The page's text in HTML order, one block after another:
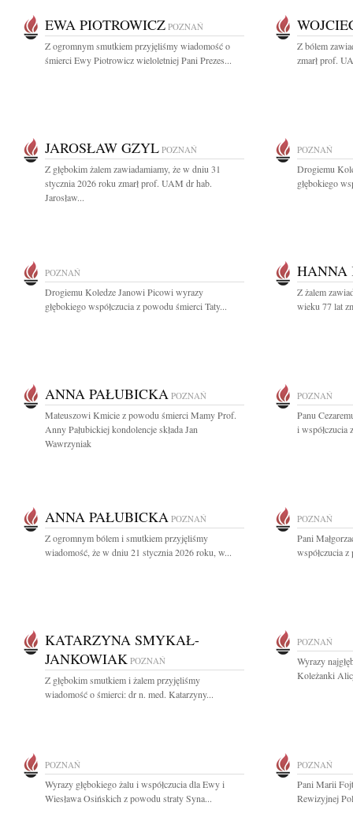
EWA PIOTROWICZ POZNAŃ
Z ogromnym smutkiem przyjęliśmy wiadomość o
śmierci Ewy Piotrowicz wieloletniej Pani Prezes...
Z bólem
zmarł prof.
JAROSŁAW GZYL POZNAŃ
Z głębokim żalem zawiadamiamy, że w dniu 31
stycznia 2026 roku zmarł prof. UAM dr hab.
Jarosław...
POZNAŃ
Drogiemu
głębokiego
POZNAŃ
Drogiemu Koledze Janowi Picowi wyrazy
głębokiego współczucia z powodu śmierci Taty...
HANNA
Z żalem
wieku 77 lat
ANNA PAŁUBICKA POZNAŃ
Mateuszowi Kmicie z powodu śmierci Mamy Prof.
Anny Pałubickiej kondolencje składa Jan
Wawrzyniak
POZNAŃ
Panu
i współczucia
ANNA PAŁUBICKA POZNAŃ
Z ogromnym bólem i smutkiem przyjęliśmy
wiadomość, że w dniu 21 stycznia 2026 roku, w...
POZNAŃ
Pani
współczucia
KATARZYNA SMYKAŁ-
JANKOWIAK POZNAŃ
Z głębokim smutkiem i żalem przyjęliśmy
wiadomość o śmierci: dr n. med. Katarzyny...
POZNAŃ
Wyrazy
Koleżanki
POZNAŃ
Wyrazy głębokiego żalu i współczucia dla Ewy i
Wiesława Osińskich z powodu straty Syna...
POZNAŃ
Pani Marii
Rewizyjnej